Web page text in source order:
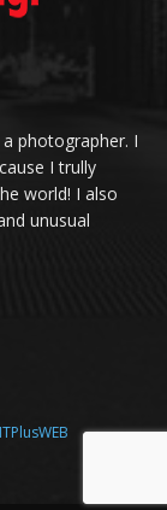
photographer. I
I trully
world! I also
unusual